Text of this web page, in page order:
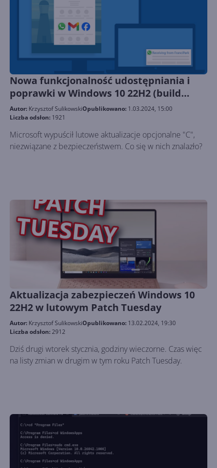
Nowa funkcjonalność udostępniania i
poprawki w Windows 10 22H2 (build
19045.4123)
Autor: Krzysztof SulikowskiOpublikowano: 1.03.2024, 15:00
Liczba odsłon: 1921
Microsoft wypuścił lutowe aktualizacje opcjonalne "C",
niezwiązane z bezpieczeństwem. Co się w nich znalazło?
Aktualizacja zabezpieczeń Windows 10
22H2 w lutowym Patch Tuesday
Autor: Krzysztof SulikowskiOpublikowano: 13.02.2024, 19:30
Liczba odsłon:2912
Dziś drugi wtorek stycznia, godziny wieczorne. Czas więc
na listy zmian w drugim w tym roku Patch Tuesday.